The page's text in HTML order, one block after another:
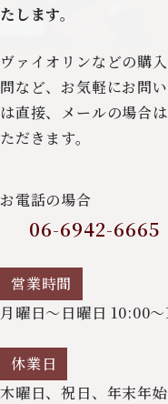
たします。
ヴァイオリンなどの購
問など、お気軽にお問
は直接、メールの場合
ただきます。
お電話の場合
06-6942-6665
営業時間
月曜日～日曜日 10:00
休業日
木曜日、祝日、年末年